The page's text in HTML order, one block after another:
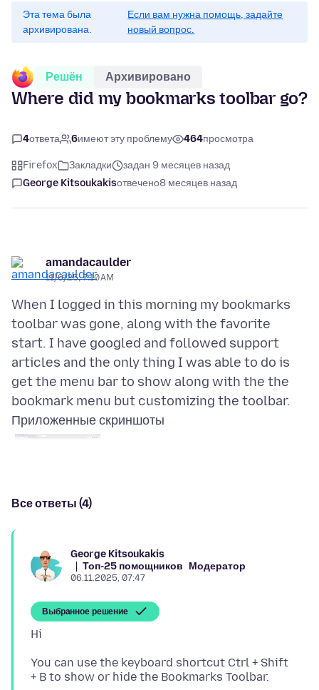
Эта тема была
архивирована.
Если вам нужна помощь, задайте
новый вопрос.
Решён Архивировано
Where did my bookmarks toolbar go?
4ответа 6имеют эту проблему 464просмотра
Firefox Закладки
задан 9 месяцев назад
George Kitsoukakisотвечено8 месяцев назад
amandacaulder
11/6/25, 7:10 AM
When I logged in this morning my bookmarks
toolbar was gone, along with the favorite
start. I have googled and followed support
articles and the only thing I was able to do is
get the menu bar to show along with the the
Приложенные скриншоты
Все ответы (4)
George Kitsoukakis
Топ-25 помощников Модератор
06.11.2025, 07:47
Выбранное решение
You can use the keyboard shortcut Ctrl + Shift